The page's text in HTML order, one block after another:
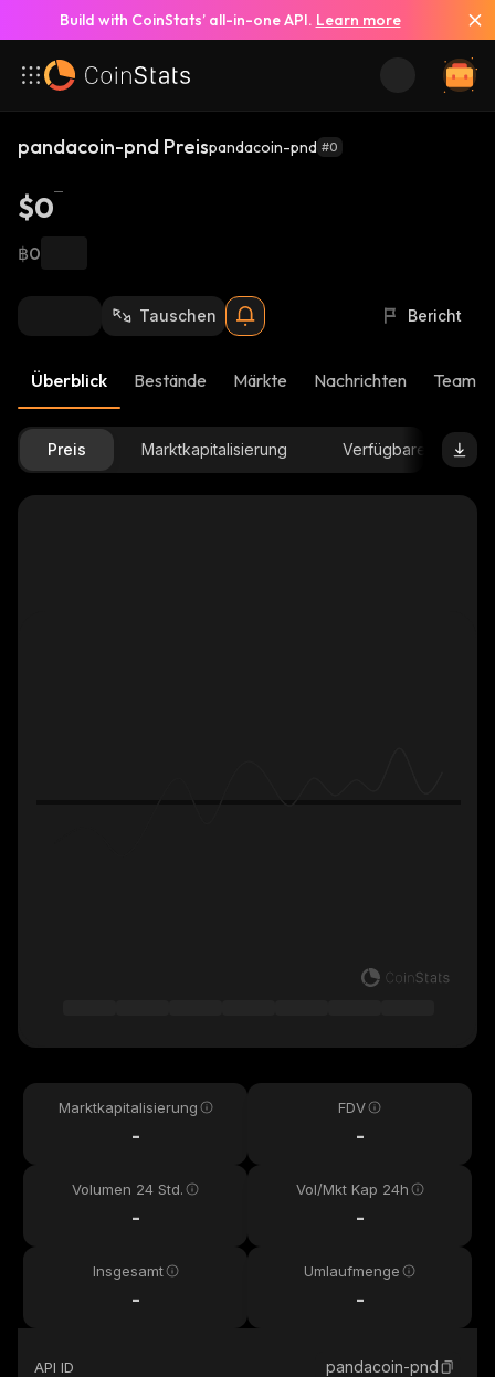
Build with CoinStats’ all-in-one API. Learn more
pandacoin-pnd Preispandacoin-pnd #0
$0
฿0
Tauschen Bericht
Überblick Bestände Märkte Nachrichten Team-
Preis Marktkapitalisierung Verfügbare Menge
Marktkapitalisierung
-
FDV
-
Volumen 24 Std.
-
Vol/Mkt Kap 24h
-
Insgesamt
-
Umlaufmenge
-
API ID pandacoin-pnd